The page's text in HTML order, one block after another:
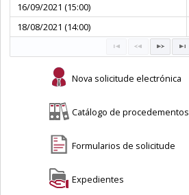
16/09/2021 (15:00)
18/08/2021 (14:00)
Nova solicitude electrónica
Catálogo de procedementos
Formularios de solicitude
Expedientes